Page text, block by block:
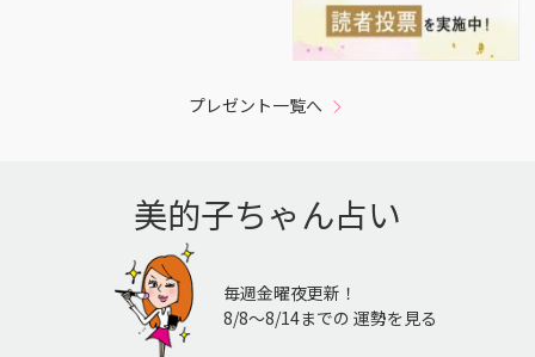
プレゼント一覧へ
美的子ちゃん占い
毎週金曜夜更新！
8/8〜8/14までの 運勢を見る